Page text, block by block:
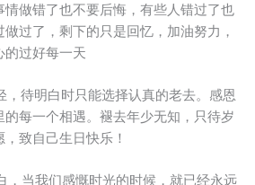
做错了也不要后悔，有些人错过了也
过了，剩下的只是回忆，加油努力，
的过好每一天
，待明白时只能选择认真的老去。感恩
每一个相遇。褪去年少无知，只待岁
致自己生日快乐！
，当我们感慨时光的时候，就已经永远